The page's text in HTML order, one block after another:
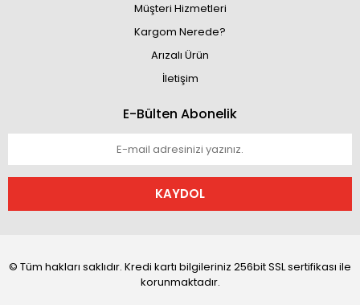
Müşteri Hizmetleri
Kargom Nerede?
Arızalı Ürün
İletişim
E-Bülten Abonelik
KAYDOL
© Tüm hakları saklıdır. Kredi kartı bilgileriniz 256bit SSL sertifikası ile
korunmaktadır.